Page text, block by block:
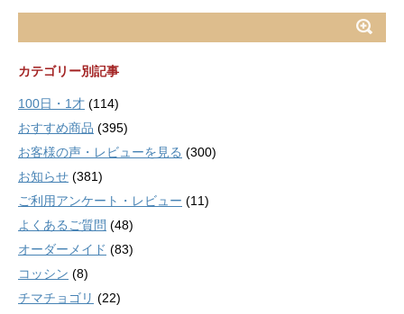
カテゴリー別記事
100日・1才 (114)
おすすめ商品 (395)
お客様の声・レビューを見る (300)
お知らせ (381)
ご利用アンケート・レビュー (11)
よくあるご質問 (48)
オーダーメイド (83)
コッシン (8)
チマチョゴリ (22)